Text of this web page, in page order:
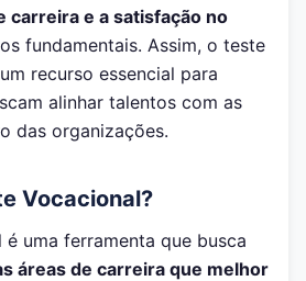
carreira e a satisfação no
fundamentais. Assim, o teste
recurso essencial para
alinhar talentos com as
das organizações.
Vocacional?
uma ferramenta que busca
áreas de carreira que melhor